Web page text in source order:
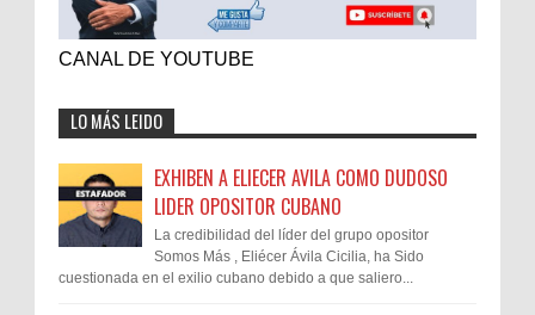
CANAL DE YOUTUBE
LO MÁS LEIDO
EXHIBEN A ELIECER AVILA COMO DUDOSO
LIDER OPOSITOR CUBANO
La credibilidad del líder del grupo opositor
Somos Más , Eliécer Ávila Cicilia, ha Sido
cuestionada en el exilio cubano debido a que saliero...